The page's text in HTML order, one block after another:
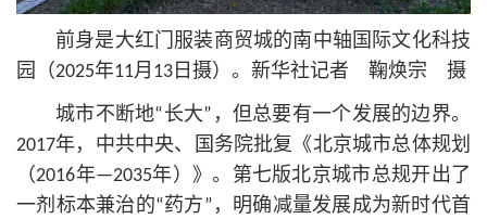
前身是大红门服装商贸城的南中轴国际文化科技
园（2025年11月13日摄）。新华社记者 鞠焕宗 摄
城市不断地“长大”，但总要有一个发展的边界。
2017年，中共中央、国务院批复《北京城市总体规划
（2016年—2035年）》。第七版北京城市总规开出了
一剂标本兼治的“药方”，明确减量发展成为新时代首